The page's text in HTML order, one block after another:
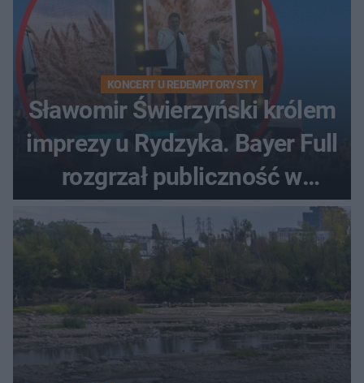
KONCERT U REDEMPTORYSTY
Sławomir Świerzyński królem
imprezy u Rydzyka. Bayer Full
rozgrzał publiczność w
Toruniu